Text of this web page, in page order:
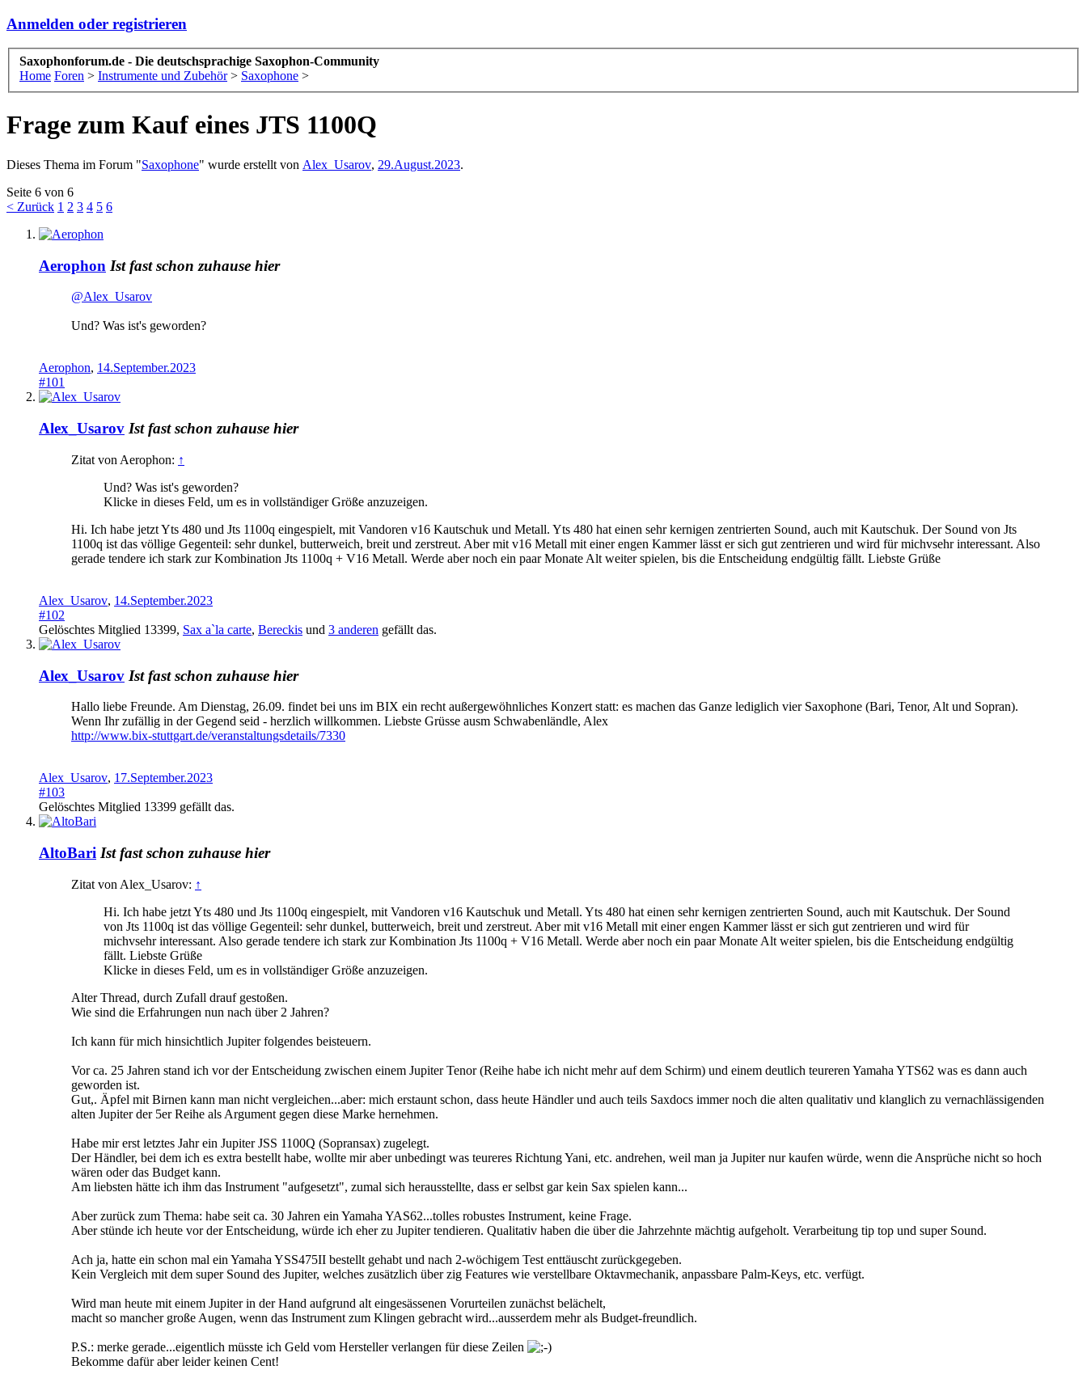
Anmelden oder registrieren
Saxophonforum.de - Die deutschsprachige Saxophon-Community
Home Foren > Instrumente und Zubehör > Saxophone >
Frage zum Kauf eines JTS 1100Q
Dieses Thema im Forum "Saxophone" wurde erstellt von Alex_Usarov, 29.August.2023.
Seite 6 von 6
< Zurück 1 2 3 4 5 6
Aerophon Ist fast schon zuhause hier
@Alex_Usarov
Und? Was ist's geworden?
Aerophon, 14.September.2023
#101
Alex_Usarov Ist fast schon zuhause hier
Zitat von Aerophon: ↑
Und? Was ist's geworden?
Klicke in dieses Feld, um es in vollständiger Größe anzuzeigen.
Hi. Ich habe jetzt Yts 480 und Jts 1100q eingespielt, mit Vandoren v16 Kautschuk und Metall. Yts 480 hat einen sehr kernigen zentrierten Sound, auch mit Kautschuk. Der Sound von Jts
1100q ist das völlige Gegenteil: sehr dunkel, butterweich, breit und zerstreut. Aber mit v16 Metall mit einer engen Kammer lässt er sich gut zentrieren und wird für michvsehr interessant. Also
gerade tendere ich stark zur Kombination Jts 1100q + V16 Metall. Werde aber noch ein paar Monate Alt weiter spielen, bis die Entscheidung endgültig fällt. Liebste Grüße
Alex_Usarov, 14.September.2023
#102
Gelöschtes Mitglied 13399, Sax a`la carte, Bereckis und 3 anderen gefällt das.
Alex_Usarov Ist fast schon zuhause hier
Hallo liebe Freunde. Am Dienstag, 26.09. findet bei uns im BIX ein recht außergewöhnliches Konzert statt: es machen das Ganze lediglich vier Saxophone (Bari, Tenor, Alt und Sopran).
Wenn Ihr zufällig in der Gegend seid - herzlich willkommen. Liebste Grüsse ausm Schwabenländle, Alex
http://www.bix-stuttgart.de/veranstaltungsdetails/7330
Alex_Usarov, 17.September.2023
#103
Gelöschtes Mitglied 13399 gefällt das.
AltoBari Ist fast schon zuhause hier
Zitat von Alex_Usarov: ↑
Hi. Ich habe jetzt Yts 480 und Jts 1100q eingespielt, mit Vandoren v16 Kautschuk und Metall. Yts 480 hat einen sehr kernigen zentrierten Sound, auch mit Kautschuk. Der Sound
von Jts 1100q ist das völlige Gegenteil: sehr dunkel, butterweich, breit und zerstreut. Aber mit v16 Metall mit einer engen Kammer lässt er sich gut zentrieren und wird für
michvsehr interessant. Also gerade tendere ich stark zur Kombination Jts 1100q + V16 Metall. Werde aber noch ein paar Monate Alt weiter spielen, bis die Entscheidung endgültig
fällt. Liebste Grüße
Klicke in dieses Feld, um es in vollständiger Größe anzuzeigen.
Alter Thread, durch Zufall drauf gestoßen.
Wie sind die Erfahrungen nun nach über 2 Jahren?
Ich kann für mich hinsichtlich Jupiter folgendes beisteuern.
Vor ca. 25 Jahren stand ich vor der Entscheidung zwischen einem Jupiter Tenor (Reihe habe ich nicht mehr auf dem Schirm) und einem deutlich teureren Yamaha YTS62 was es dann auch
geworden ist.
Gut,. Äpfel mit Birnen kann man nicht vergleichen...aber: mich erstaunt schon, dass heute Händler und auch teils Saxdocs immer noch die alten qualitativ und klanglich zu vernachlässigenden
alten Jupiter der 5er Reihe als Argument gegen diese Marke hernehmen.
Habe mir erst letztes Jahr ein Jupiter JSS 1100Q (Sopransax) zugelegt.
Der Händler, bei dem ich es extra bestellt habe, wollte mir aber unbedingt was teureres Richtung Yani, etc. andrehen, weil man ja Jupiter nur kaufen würde, wenn die Ansprüche nicht so hoch
wären oder das Budget kann.
Am liebsten hätte ich ihm das Instrument "aufgesetzt", zumal sich herausstellte, dass er selbst gar kein Sax spielen kann...
Aber zurück zum Thema: habe seit ca. 30 Jahren ein Yamaha YAS62...tolles robustes Instrument, keine Frage.
Aber stünde ich heute vor der Entscheidung, würde ich eher zu Jupiter tendieren. Qualitativ haben die über die Jahrzehnte mächtig aufgeholt. Verarbeitung tip top und super Sound.
Ach ja, hatte ein schon mal ein Yamaha YSS475II bestellt gehabt und nach 2-wöchigem Test enttäuscht zurückgegeben.
Kein Vergleich mit dem super Sound des Jupiter, welches zusätzlich über zig Features wie verstellbare Oktavmechanik, anpassbare Palm-Keys, etc. verfügt.
Wird man heute mit einem Jupiter in der Hand aufgrund alt eingesässenen Vorurteilen zunächst belächelt,
macht so mancher große Augen, wenn das Instrument zum Klingen gebracht wird...ausserdem mehr als Budget-freundlich.
P.S.: merke gerade...eigentlich müsste ich Geld vom Hersteller verlangen für diese Zeilen
Bekomme dafür aber leider keinen Cent!